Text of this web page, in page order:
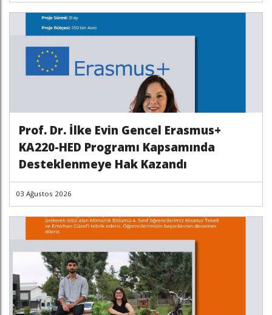
Prof. Dr. İlke Evin Gencel Erasmus+
KA220-HED Programı Kapsamında
Desteklenmeye Hak Kazandı
03 Ağustos 2026